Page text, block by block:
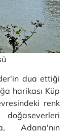
dua ettiği
harikası Küp
renk
Adana'nın